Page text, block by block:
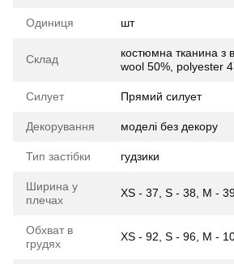
Одиниця шт
Склад
костюмна тканина з
wool 50%, polyester
Силует Прямий силует
Декорування моделі без декору
Тип застібки гудзики
Ширина у
плечах
XS - 37, S - 38, M -
Обхват в
грудях
XS - 92, S - 96, M -